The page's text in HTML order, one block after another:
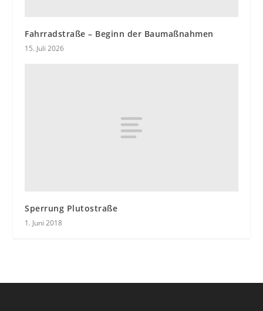
Fahrradstraße – Beginn der Baumaßnahmen
15. Juli 2026
Sperrung Plutostraße
1. Juni 2018